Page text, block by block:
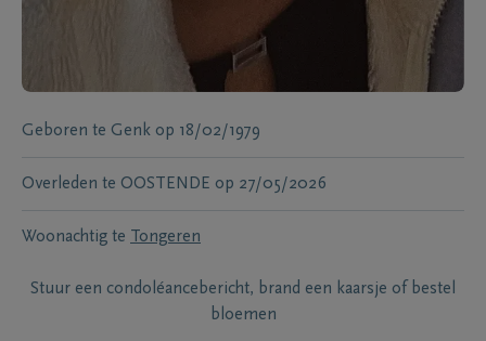
Geboren te Genk op 18/02/1979
Overleden te OOSTENDE op 27/05/2026
Woonachtig te Tongeren
Stuur een condoléancebericht, brand een kaarsje of bestel
bloemen